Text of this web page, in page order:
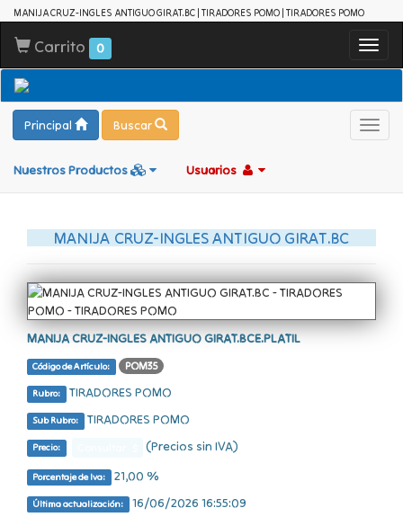
MANIJA CRUZ-INGLES ANTIGUO GIRAT.BC | TIRADORES POMO | TIRADORES POMO
Carrito 0
Principal Buscar
Nuestros Productos Usuarios
MANIJA CRUZ-INGLES ANTIGUO GIRAT.BC
MANIJA CRUZ-INGLES ANTIGUO GIRAT.BCE.PLATIL
Código de Artículo: POM35
Rubro: TIRADORES POMO
Sub Rubro: TIRADORES POMO
Precio: (Precios sin IVA)
Porcentaje de Iva: 21,00 %
Última actualización: 16/06/2026 16:55:09